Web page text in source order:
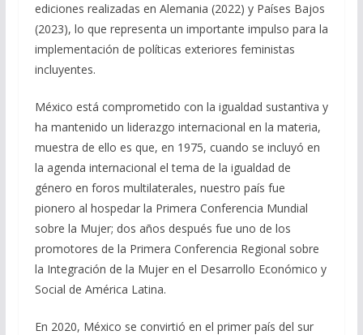
ediciones realizadas en Alemania (2022) y Países Bajos
(2023), lo que representa un importante impulso para la
implementación de políticas exteriores feministas
incluyentes.
México está comprometido con la igualdad sustantiva y
ha mantenido un liderazgo internacional en la materia,
muestra de ello es que, en 1975, cuando se incluyó en
la agenda internacional el tema de la igualdad de
género en foros multilaterales, nuestro país fue
pionero al hospedar la Primera Conferencia Mundial
sobre la Mujer; dos años después fue uno de los
promotores de la Primera Conferencia Regional sobre
la Integración de la Mujer en el Desarrollo Económico y
Social de América Latina.
En 2020, México se convirtió en el primer país del sur